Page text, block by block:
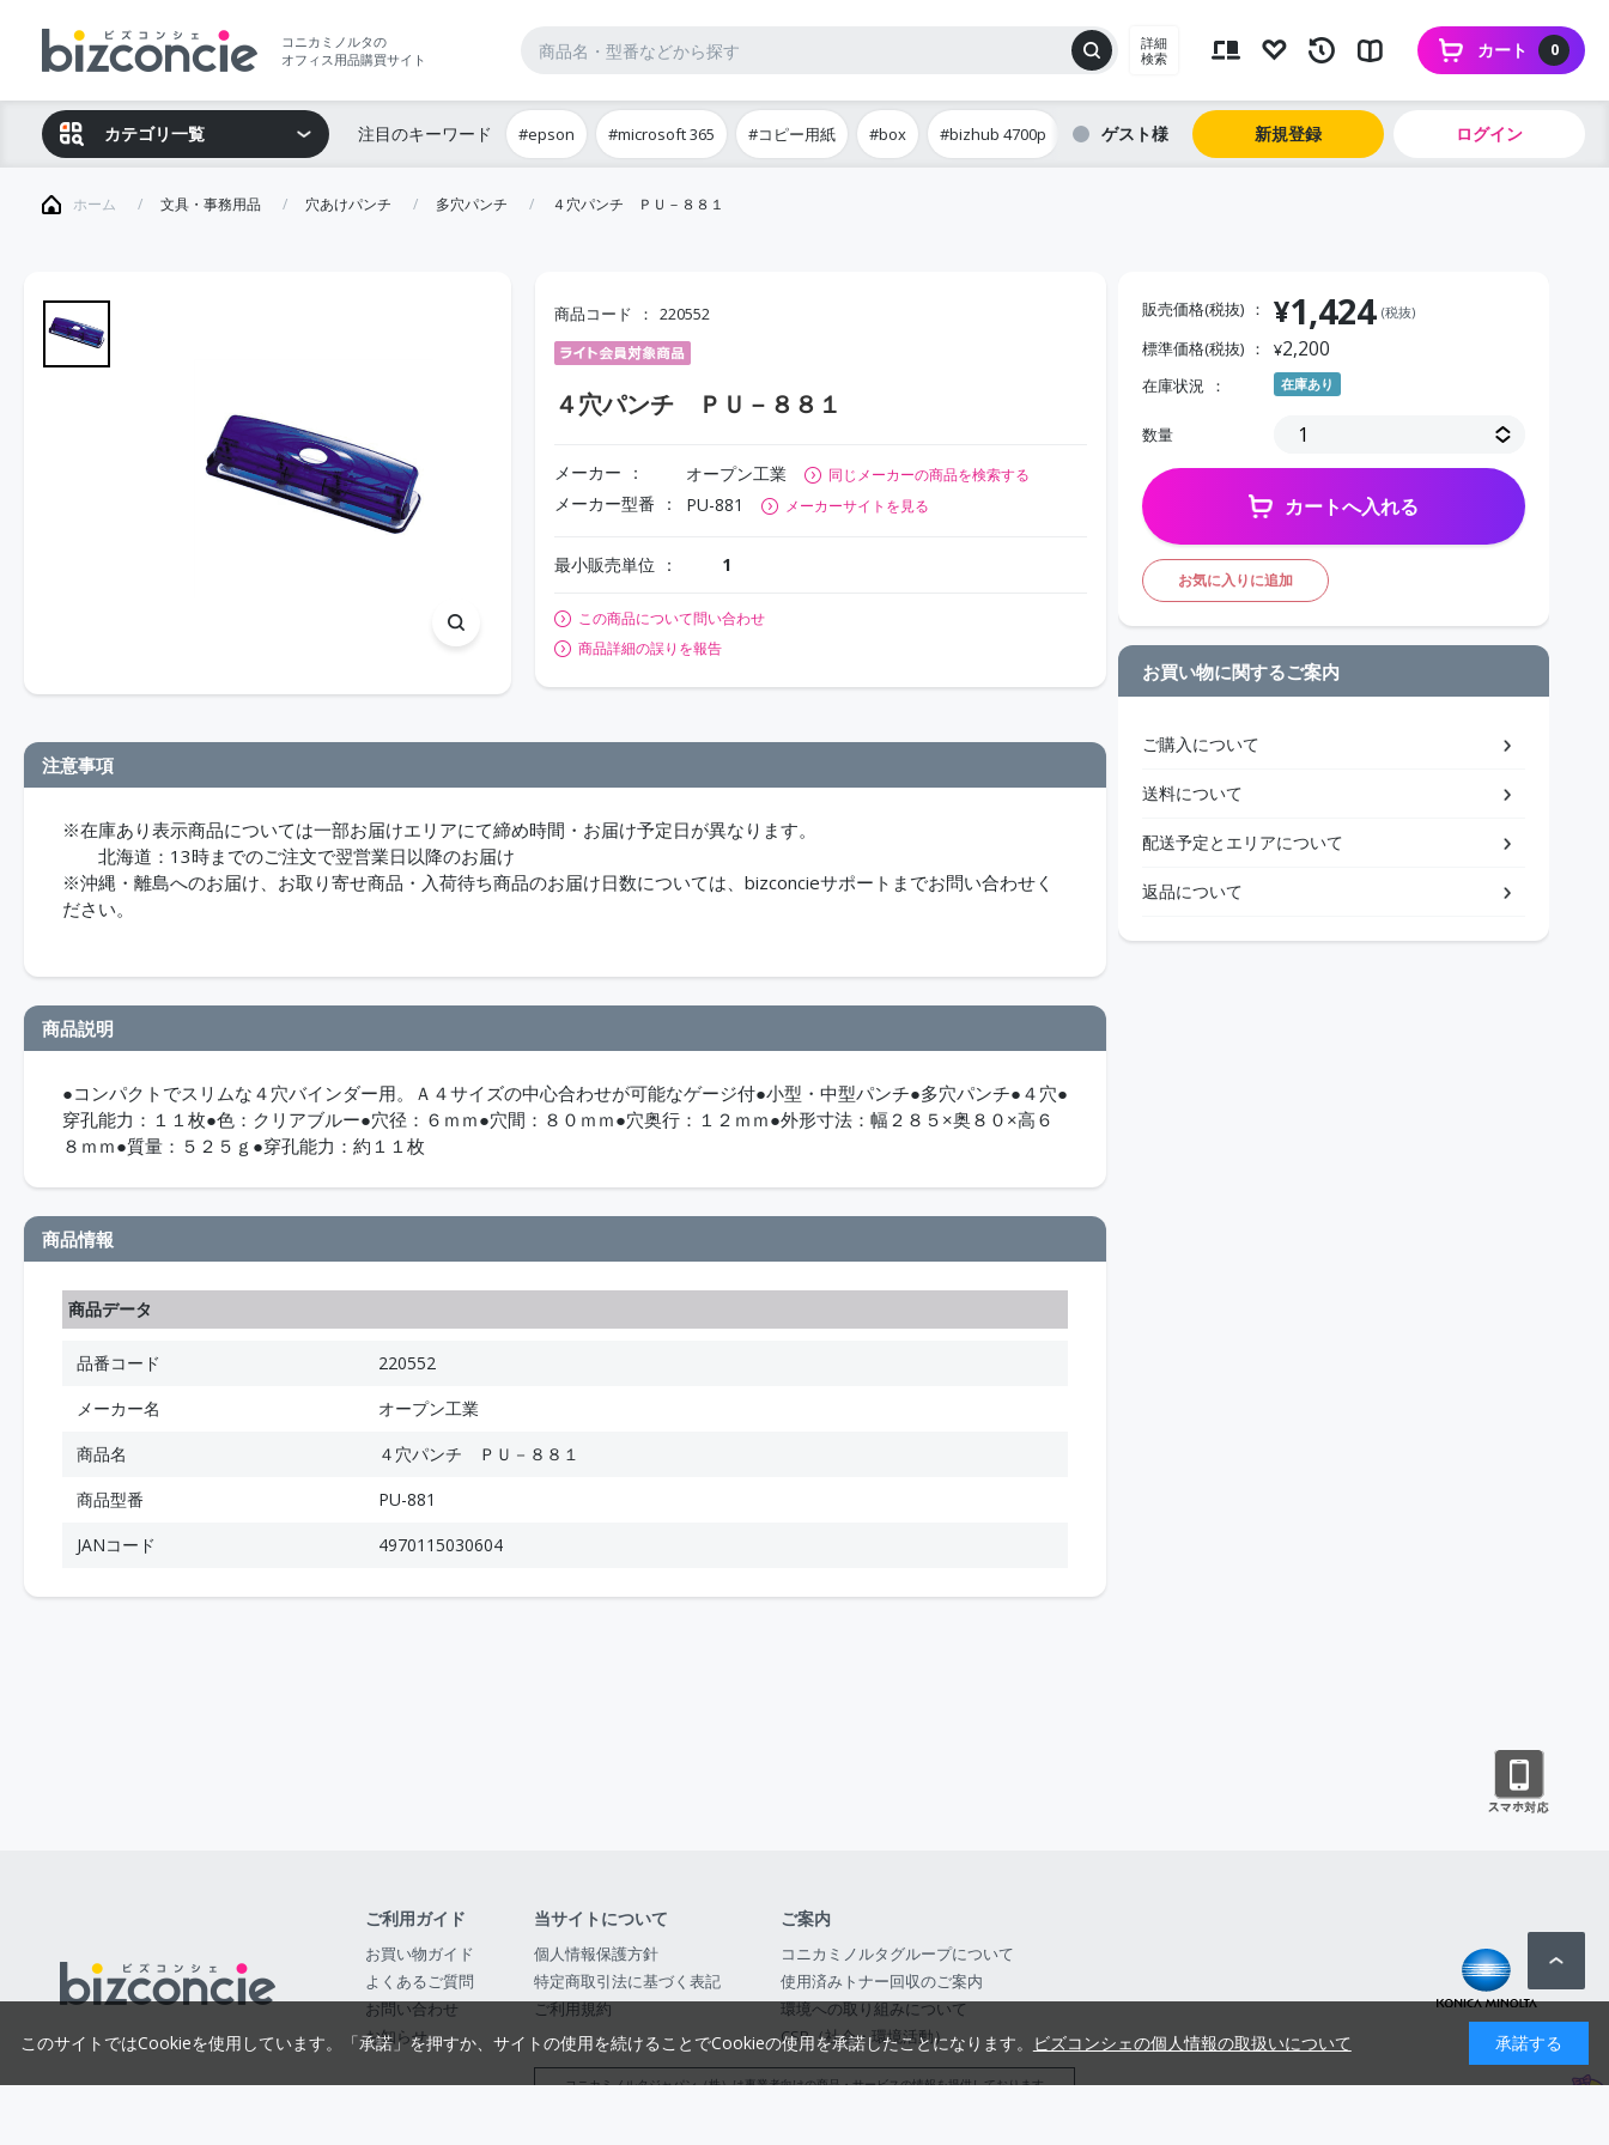
コニカミノルタの
オフィス用品購買サイト
詳細
検索
0
カート
カテゴリ一覧 注目のキーワード #epson #microsoft 365 #コピー用紙 #box #bizhub 4700p ゲスト 新規登録 ログイン
ホーム 文具・事務用品 穴あけパンチ 多穴パンチ ４穴パンチ ＰＵ－８８１
商品コード 220552
４穴パンチ ＰＵ－８８１
メーカー オープン工業 同じメーカーの商品を検索する
メーカー型番 PU-881 メーカーサイトを見る
最小販売単位 1
この商品について問い合わせ
商品詳細の誤りを報告
注意事項
※在庫あり表示商品については一部お届けエリアにて締め時間・お届け予定日が異なります。
北海道：13時までのご注文で翌営業日以降のお届け
※沖縄・離島へのお届け、お取り寄せ商品・入荷待ち商品のお届け日数については、bizconcieサポートまでお問い合わせく
ださい。
商品説明
●コンパクトでスリムな４穴バインダー用。Ａ４サイズの中心合わせが可能なゲージ付●小型・中型パンチ●多穴パンチ●４穴●
穿孔能力：１１枚●色：クリアブルー●穴径：６ｍｍ●穴間：８０ｍｍ●穴奥行：１２ｍｍ●外形寸法：幅２８５×奥８０×高６
８ｍｍ●質量：５２５ｇ●穿孔能力：約１１枚
商品情報
商品データ
品番コード
220552
メーカー名
オープン工業
商品名
４穴パンチ ＰＵ－８８１
商品型番
PU-881
JANコード
4970115030604
販売価格(税抜) ¥1,424 (税抜)
標準価格(税抜) ¥2,200
在庫状況 在庫あり
数量
カートへ入れる
お気に入りに追加
お買い物に関するご案内
ご購入について
送料について
配送予定とエリアについて
返品について
ご利用ガイド
お買い物ガイド
よくあるご質問
お問い合わせ
お知らせ
当サイトについて
個人情報保護方針
特定商取引法に基づく表記
ご利用規約
ご案内
コニカミノルタグループについて
使用済みトナー回収のご案内
環境への取り組みについて
CSR（社会・環境活動）
コニカミノルタジャパン（株）は事業者向けの商品・サービスの情報を提供しております
このサイトではCookieを使用しています。「承諾」を押すか、サイトの使用を続けることでCookieの使用を承諾したことになります。 ビズコンシェの個人情報の取扱いについて 承諾する